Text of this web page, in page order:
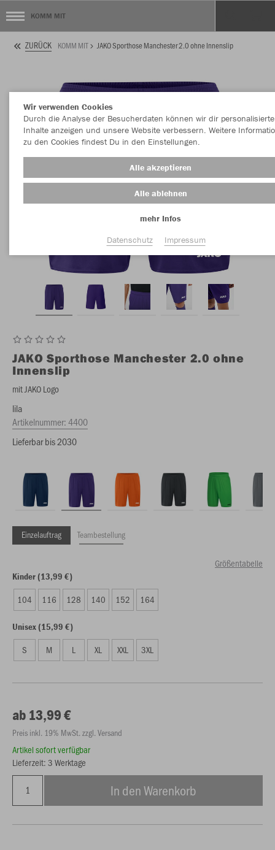
KOMM MIT
ZURÜCK KOMM MIT JAKO Sporthose Manchester 2.0 ohne Innenslip
JAKO Sporthose Manchester 2.0 ohne
Innenslip
mit JAKO Logo
lila
Artikelnummer:4400
Lieferbar bis 2030
Einzelauftrag Teambestellung
Größentabelle
Kinder (13,99 €)
104 116 128 140 152 164
Unisex (15,99 €)
S M L XL XXL 3XL
ab 13,99 €
Preis inkl. 19% MwSt. zzgl. Versand
Artikel sofort verfügbar
Lieferzeit: 3 Werktage
In den Warenkorb
Wir verwenden Cookies
Durch die Analyse der Besucherdaten können wir dir personalisierte
Inhalte anzeigen und unsere Website verbessern. Weitere
zu den Cookies findest Du in den Einstellungen.
Alle akzeptieren
Alle ablehnen
mehr Infos
Datenschutz
Impressum